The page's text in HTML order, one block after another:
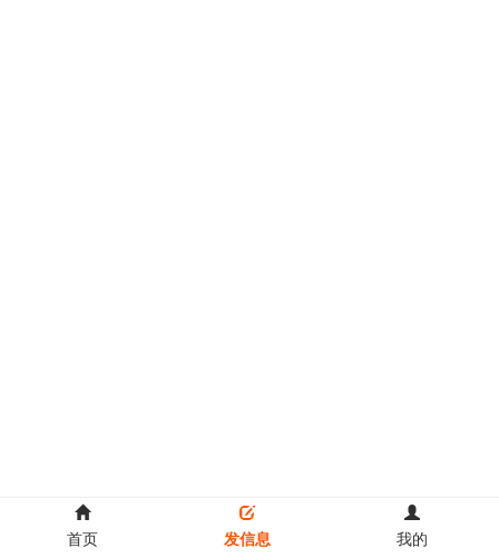
首页 发信息 我的